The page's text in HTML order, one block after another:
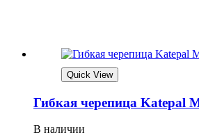
Quick View
Гибкая черепица Katepal
В наличии